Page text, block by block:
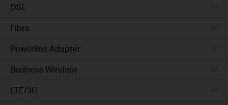
DSL
Fibra
Powerline Adapter
Business Wireless
LTE/3G